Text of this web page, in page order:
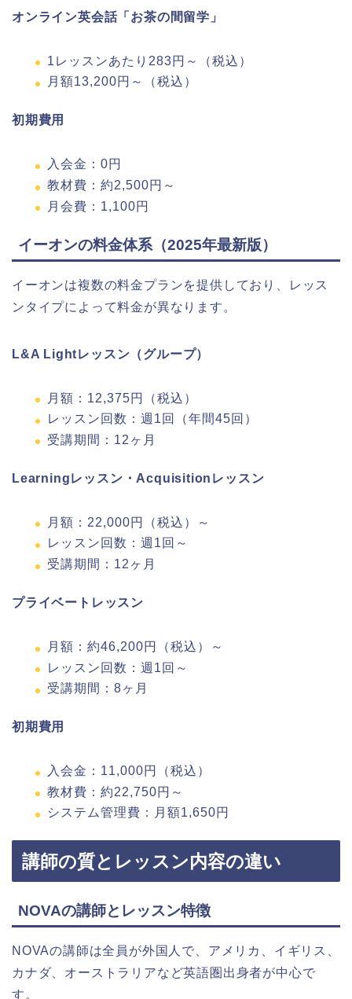
オンライン英会話「お茶の間留学」
1レッスンあたり283円～（税込）
月額13,200円～（税込）
初期費用
入会金：0円
教材費：約2,500円～
月会費：1,100円
イーオンの料金体系（2025年最新版）
イーオンは複数の料金プランを提供しており、レッス
ンタイプによって料金が異なります。
L&A Lightレッスン（グループ）
月額：12,375円（税込）
レッスン回数：週1回（年間45回）
受講期間：12ヶ月
Learningレッスン・Acquisitionレッスン
月額：22,000円（税込）～
レッスン回数：週1回～
受講期間：12ヶ月
プライベートレッスン
月額：約46,200円（税込）～
レッスン回数：週1回～
受講期間：8ヶ月
初期費用
入会金：11,000円（税込）
教材費：約22,750円～
システム管理費：月額1,650円
講師の質とレッスン内容の違い
NOVAの講師とレッスン特徴
NOVAの講師は全員が外国人で、アメリカ、イギリス、
カナダ、オーストラリアなど英語圏出身者が中心で
す。